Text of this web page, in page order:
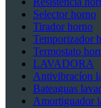
Selector horno
Tirador horno
Temporizador
Termostato
LAVADORA
Antivibracíon
Bateaguas
Amortiguador